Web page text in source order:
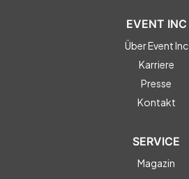
EVENT INC
Über Event Inc
Karriere
Presse
Kontakt
SERVICE
Magazin